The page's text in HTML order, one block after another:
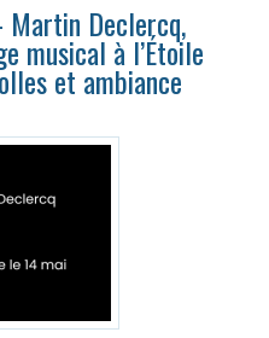
Martin Declercq,
musical à l’Étoile
et ambiance